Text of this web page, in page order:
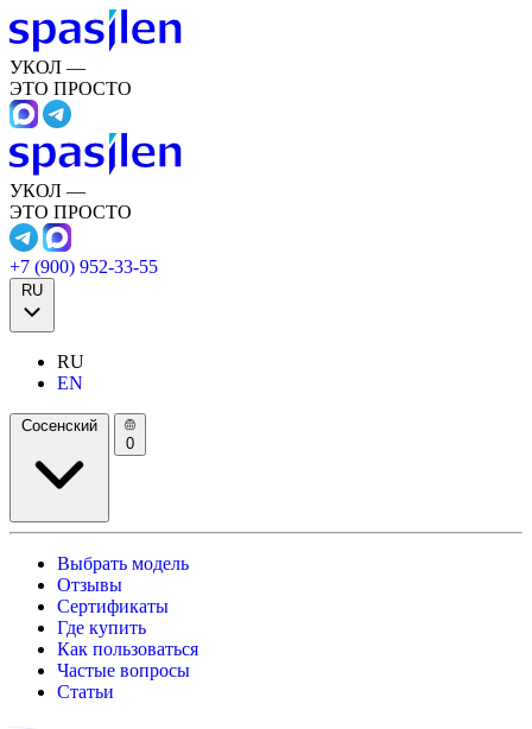
УКОЛ —
ЭТО ПРОСТО
УКОЛ —
ЭТО ПРОСТО
+7 (900) 952-33-55
RU
RU
EN
Сосенский
0
Выбрать модель
Отзывы
Сертификаты
Где купить
Как пользоваться
Частые вопросы
Статьи